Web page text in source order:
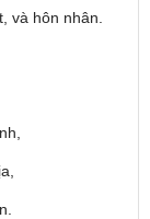
và hôn nhân.